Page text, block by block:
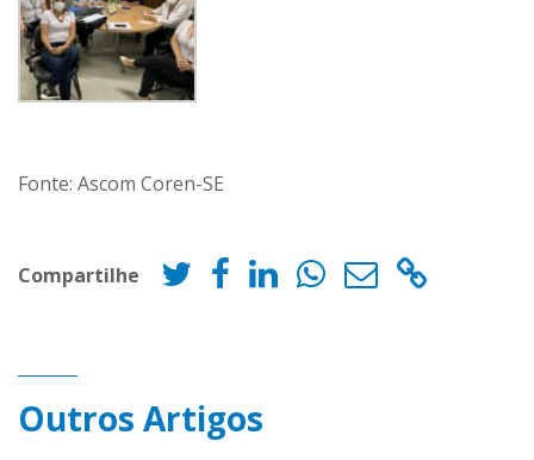
Fonte: Ascom Coren-SE
Compartilhe
Outros Artigos